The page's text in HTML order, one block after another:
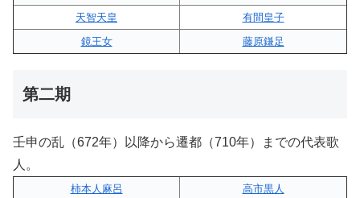
天智天皇
有間皇子
鏡王女
藤原鎌足
第二期
壬申の乱（672年）以降から遷都（710年）までの代表歌
人。
柿本人麻呂
高市黒人